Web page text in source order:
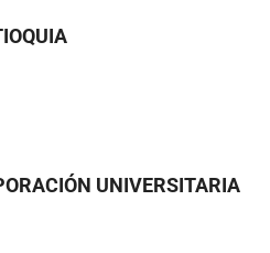
UNIVERSITARIA